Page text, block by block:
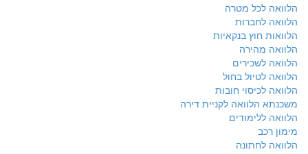
הלוואה לכל מטרה
הלוואה לחברות
הלוואות חוץ בנקאיות
הלוואה מהירה
הלוואה לשכירים
הלוואה לטיול בחול
הלוואה לכיסוי חובות
משכנתא הלוואה לקניית דירה
הלוואה ללימודים
מימון רכב
הלוואה לחתונה